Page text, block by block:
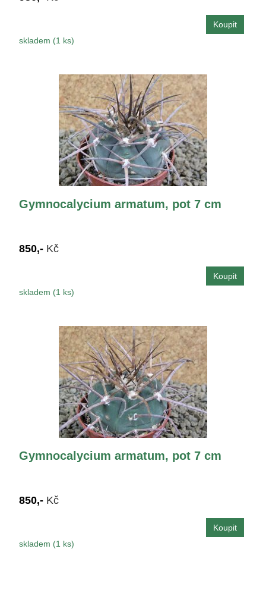
skladem (1 ks)
Gymnocalycium armatum, pot 7 cm
850,- Kč
skladem (1 ks)
Gymnocalycium armatum, pot 7 cm
850,- Kč
skladem (1 ks)